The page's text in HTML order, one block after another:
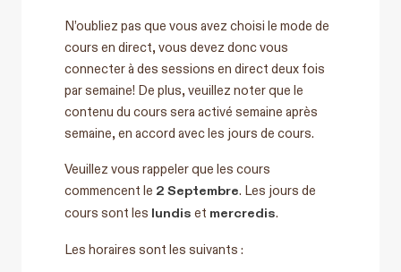
N’oubliez pas que vous avez choisi le mode de
cours en direct, vous devez donc vous
connecter à des sessions en direct deux fois
par semaine! De plus, veuillez noter que le
contenu du cours sera activé semaine après
semaine, en accord avec les jours de cours.
Veuillez vous rappeler que les cours
commencent le 2 Septembre. Les jours de
cours sont les lundis et mercredis.
Les horaires sont les suivants :